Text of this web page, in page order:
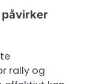
påvirker
rally og